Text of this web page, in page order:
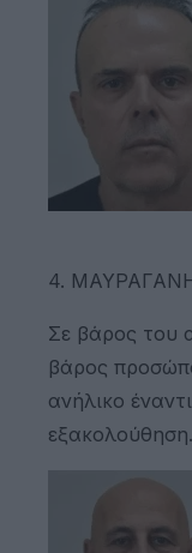
4.
Σε βάρος του
βάρος
ανήλικο
εξακολούθηση.